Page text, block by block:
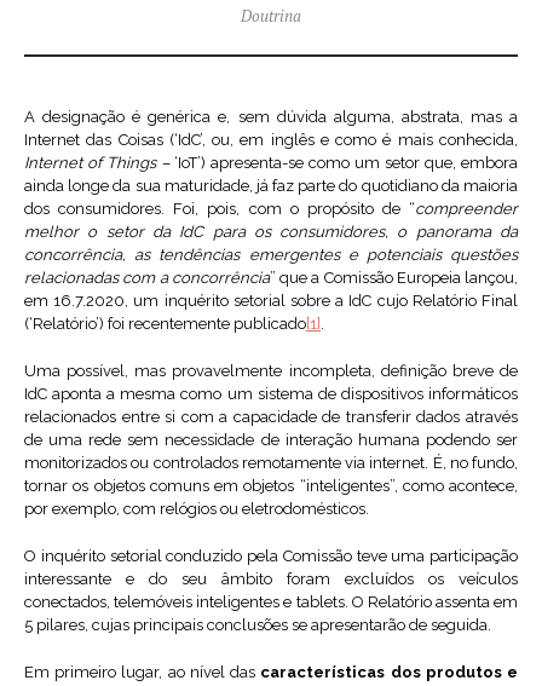
Doutrina
A designação é genérica e, sem dúvida alguma, abstrata, mas a
Internet das Coisas (‘IdC’, ou, em inglês e como é mais conhecida,
Internet of Things – ‘IoT’) apresenta-se como um setor que, embora
ainda longe da sua maturidade, já faz parte do quotidiano da maioria
dos consumidores. Foi, pois, com o propósito de “compreender
melhor o setor da IdC para os consumidores, o panorama da
concorrência, as tendências emergentes e potenciais questões
relacionadas com a concorrência” que a Comissão Europeia lançou,
em 16.7.2020, um inquérito setorial sobre a IdC cujo Relatório Final
(‘Relatório’) foi recentemente publicado[1] .
Uma possível, mas provavelmente incompleta, definição breve de
IdC aponta a mesma como um sistema de dispositivos informáticos
relacionados entre si com a capacidade de transferir dados através
de uma rede sem necessidade de interação humana podendo ser
monitorizados ou controlados remotamente via internet. É, no fundo,
tornar os objetos comuns em objetos “inteligentes”, como acontece,
por exemplo, com relógios ou eletrodomésticos.
O inquérito setorial conduzido pela Comissão teve uma participação
interessante e do seu âmbito foram excluídos os veículos
conectados, telemóveis inteligentes e tablets. O Relatório assenta em
5 pilares, cujas principais conclusões se apresentarão de seguida.
Em primeiro lugar, ao nível das características dos produtos e